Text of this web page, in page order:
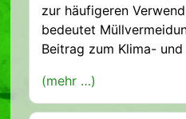
zur häufigeren
bedeutet
Beitrag zum Klima-
(mehr …)